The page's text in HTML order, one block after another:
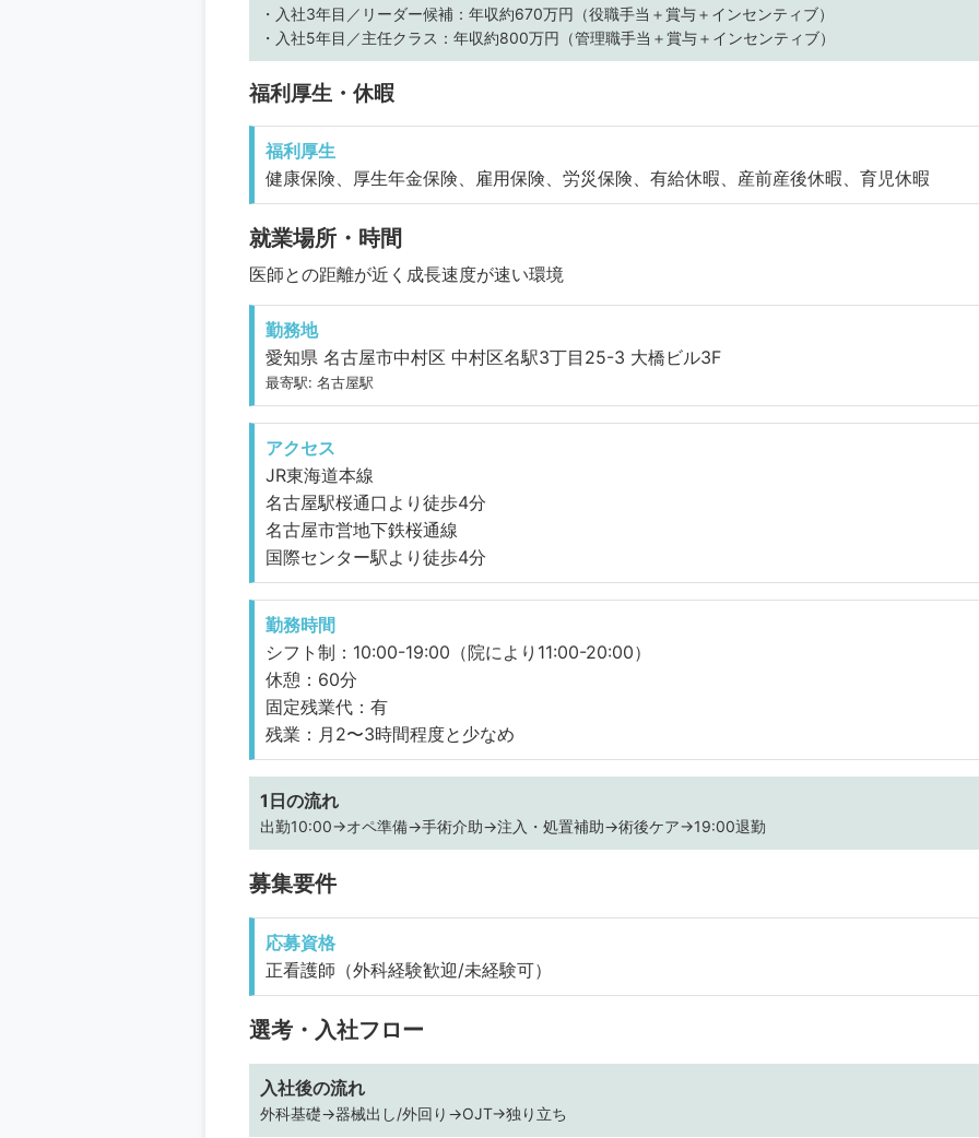
・入社3年目／リーダー候補：年収約670万円（役職手当＋賞与＋インセンティブ）
・入社5年目／主任クラス：年収約800万円（管理職手当＋賞与＋インセンティブ）
福利厚生・休暇
福利厚生
健康保険、厚生年金保険、雇用保険、労災保険、有給休暇、産前産後休暇、育児休暇
就業場所・時間
医師との距離が近く成長速度が速い環境
勤務地
愛知県 名古屋市中村区 中村区名駅3丁目25-3 大橋ビル3F
最寄駅: 名古屋駅
アクセス
JR東海道本線
名古屋駅桜通口より徒歩4分
名古屋市営地下鉄桜通線
国際センター駅より徒歩4分
勤務時間
シフト制：10:00-19:00（院により11:00-20:00）
休憩：60分
固定残業代：有
残業：月2〜3時間程度と少なめ
1日の流れ
出勤10:00→オペ準備→手術介助→注入・処置補助→術後ケア→19:00退勤
募集要件
応募資格
正看護師（外科経験歓迎/未経験可）
選考・入社フロー
入社後の流れ
外科基礎→器械出し/外回り→OJT→独り立ち